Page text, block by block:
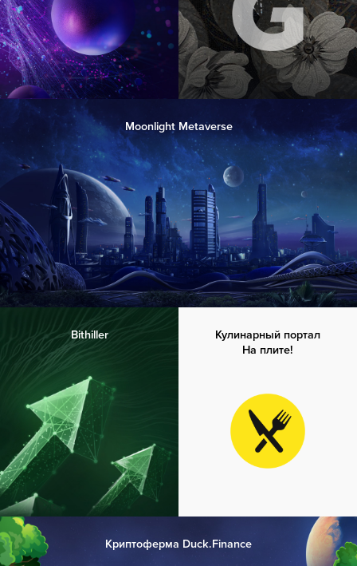
Moonlight Metaverse
Bithiller
Криптоферма Duck.Finance
Кулинарный портал
На плите!